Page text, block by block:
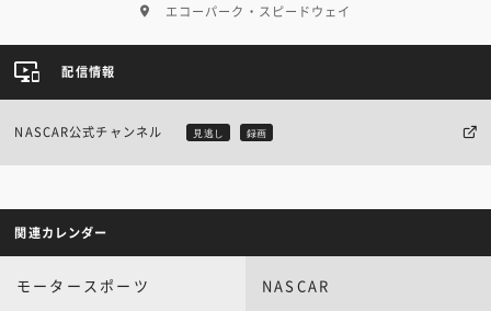
エコーパーク・スピードウェイ
配信情報
NASCAR公式チャンネル 見逃し 録画
関連カレンダー
モータースポーツ NASCAR